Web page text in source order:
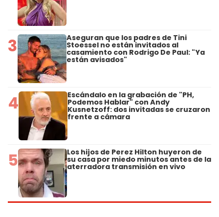
3 Aseguran que los padres de Tini
Stoessel no están invitados al
casamiento con Rodrigo De Paul: "Ya
están avisados"
4 Escándalo en la grabación de "PH,
Podemos Hablar" con Andy
Kusnetzoff: dos invitadas se cruzaron
frente a cámara
5 Los hijos de Perez Hilton huyeron de
su casa por miedo minutos antes de la
aterradora transmisión en vivo